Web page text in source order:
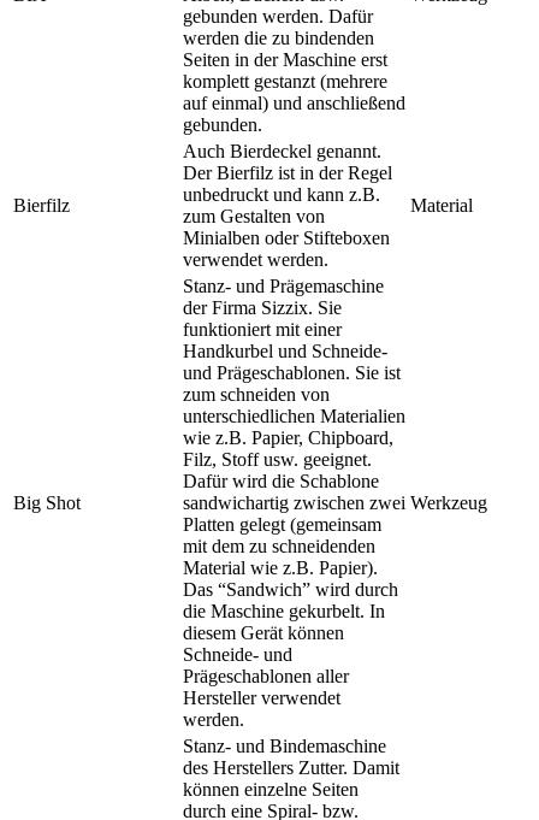
gebunden werden. Dafür
werden die zu bindenden
Seiten in der Maschine erst
komplett gestanzt (mehrere
auf einmal) und anschließend
gebunden.
Bierfilz
Auch Bierdeckel genannt.
Der Bierfilz ist in der Regel
unbedruckt und kann z.B.
zum Gestalten von
Minialben oder Stifteboxen
verwendet werden.
Material
Big Shot
Stanz- und Prägemaschine
der Firma Sizzix. Sie
funktioniert mit einer
Handkurbel und Schneide-
und Prägeschablonen. Sie ist
zum schneiden von
unterschiedlichen Materialien
wie z.B. Papier, Chipboard,
Filz, Stoff usw. geeignet.
Dafür wird die Schablone
sandwichartig zwischen zwei
Platten gelegt (gemeinsam
mit dem zu schneidenden
Material wie z.B. Papier).
Das “Sandwich” wird durch
die Maschine gekurbelt. In
diesem Gerät können
Schneide- und
Prägeschablonen aller
Hersteller verwendet
werden.
Werkzeug
Stanz- und Bindemaschine
des Herstellers Zutter. Damit
können einzelne Seiten
durch eine Spiral- bzw.